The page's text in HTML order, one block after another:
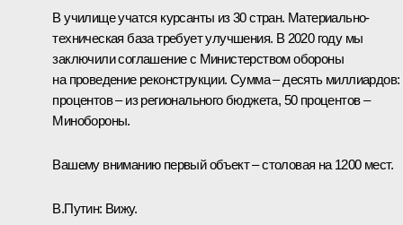
В училище учатся курсанты из 30 стран. Материально-
техническая база требует улучшения. В 2020 году мы
заключили соглашение с Министерством обороны
на проведение реконструкции. Сумма – десять миллиардов:
процентов – из регионального бюджета, 50 процентов –
Минобороны.
Вашему вниманию первый объект – столовая на 1200 мест.
В.Путин: Вижу.